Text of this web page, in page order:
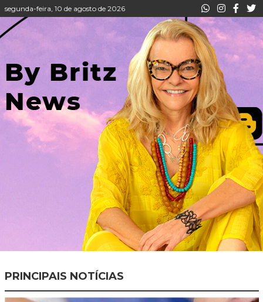
segunda-feira, 10 de agosto de 2026
PRINCIPAIS NOTÍCIAS